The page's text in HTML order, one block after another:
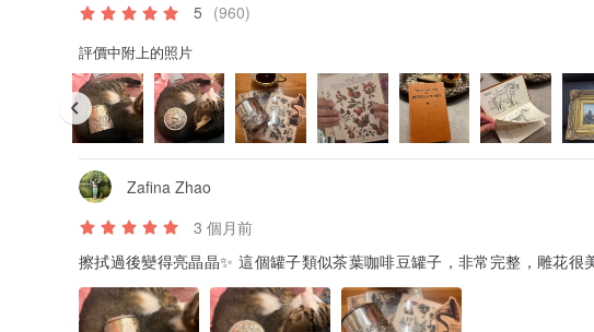
5 (960)
評價中附上的照片
Zafina Zhao
3 個月前
擦拭過後變得亮晶晶✨ 這個罐子類似茶葉咖啡豆罐子，非常完整，雕花很